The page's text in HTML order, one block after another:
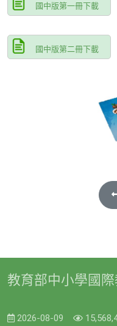
國中版第一冊下載
國中版第二冊下載
教育部中小學國
2026-08-09